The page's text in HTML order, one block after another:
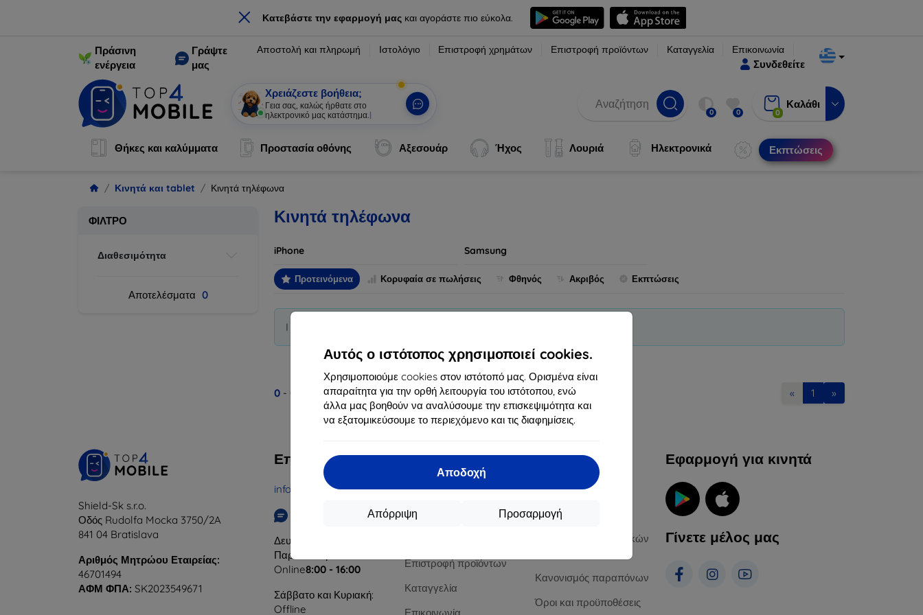
× Κατεβάστε την εφαρμογή μαςκαι αγοράστε πιο εύκολα.
Αυτός ο ιστότοπος χρησιμοποιεί cookies.
Χρησιμοποιούμε cookies στον ιστότοπό μας. Ορισμένα είναι
απαραίτητα για την ορθή λειτουργία του ιστότοπου, ενώ
άλλα μας βοηθούν να αναλύσουμε την επισκεψιμότητα και
να εξατομικεύσουμε το περιεχόμενο και τις διαφημίσεις.
Αποδοχή
Προσαρμογή
Απόρριψη
Πράσινη
ενέργεια
Γράψτε
μας
Αποστολή και πληρωμή Ιστολόγιο Επιστροφή χρημάτων Επιστροφή προϊόντων Καταγγελία Επικοινωνία
Συνδεθείτε
Χρειάζεστε βοήθεια;
Γεια σας, καλώς ήρθατε στο
ηλεκτρονικό μας κατάστημα. | 0 0 0
Καλάθι
Θήκες και καλύμματα Προστασία οθόνης Αξεσουάρ Ήχος Λουριά Ηλεκτρονικά Εκπτώσεις
Κινητά και tablet Κινητά τηλέφωνα
ΦΊΛΤΡΟ
Διαθεσιμότητα
Αποτελέσματα 0
Κινητά τηλέφωνα
iPhone Samsung
Προτεινόμενα Κορυφαία σε πωλήσεις Φθηνός Ακριβός Εκπτώσεις
I did not find any active products.
0 - 0 του συνόλου0. « 1 »
Shield-Sk s.r.o.
Οδός Rudolfa Mocka 3750/2A
841 04 Bratislava
Αριθμός Μητρώου Εταιρείας:
46701494
ΑΦΜ ΦΠΑ: SK2023549671
Επικοινωνία
info@top4mobile.eu
Δευτέρα έως
Παρασκευή:
Online8:00 - 16:00
Σάββατο και Κυριακή:
Offline
Αγορές
Αποστολή και πληρωμή
Ιστολόγιο
Επιστροφή προϊόντων
Καταγγελία
Πληροφορίες
Οι μάρκες μας
Your cookies
Προστασία προσωπικών
Κανονισμός παραπόνων
Όροι και προϋποθέσεις
Εφαρμογή για κινητά
Γίνετε μέλος μας